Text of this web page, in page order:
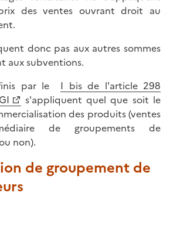
des ventes ouvrant droit au
donc pas aux autres sommes
aux subventions.
par le I bis de l'article 298
s'appliquent quel que soit le
des produits (ventes
de groupements de
non).
de groupement de